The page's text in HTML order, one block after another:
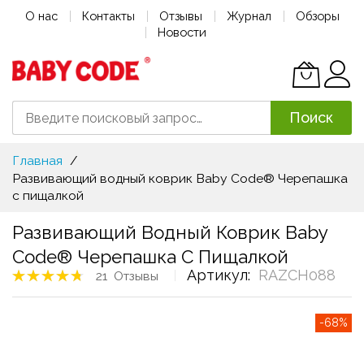
О нас Контакты Отзывы Журнал
Обзоры
Новости
Поиск
to
Content
Главная
Развивающий водный коврик Baby Code® Черепашка
с пищалкой
Развивающий Водный Коврик Baby
Code® Черепашка С Пищалкой
Рейтинг товара:
96%
21 Отзывы Артикул RAZCH088
-68%